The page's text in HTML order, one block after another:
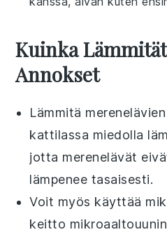
Kuinka Lämmität
Annokset
Lämmitä
kattilassa miedolla
jotta merenelävät
lämpenee tasaisesti.
Voit myös käyttää
keitto